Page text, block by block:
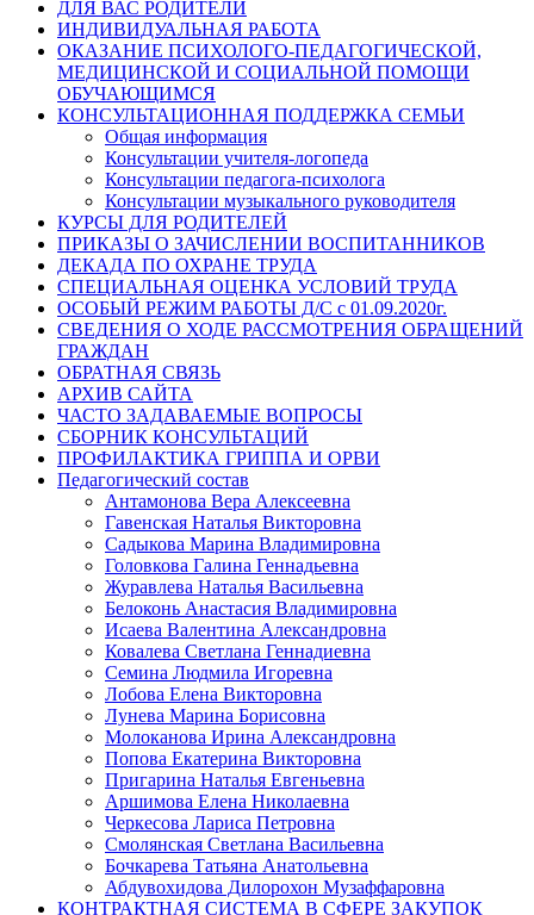
ДЛЯ ВАС РОДИТЕЛИ
ИНДИВИДУАЛЬНАЯ РАБОТА
ОКАЗАНИЕ ПСИХОЛОГО-ПЕДАГОГИЧЕСКОЙ,
МЕДИЦИНСКОЙ И СОЦИАЛЬНОЙ ПОМОЩИ
ОБУЧАЮЩИМСЯ
КОНСУЛЬТАЦИОННАЯ ПОДДЕРЖКА СЕМЬИ
Общая информация
Консультации учителя-логопеда
Консультации педагога-психолога
Консультации музыкального руководителя
КУРСЫ ДЛЯ РОДИТЕЛЕЙ
ПРИКАЗЫ О ЗАЧИСЛЕНИИ ВОСПИТАННИКОВ
ДЕКАДА ПО ОХРАНЕ ТРУДА
СПЕЦИАЛЬНАЯ ОЦЕНКА УСЛОВИЙ ТРУДА
ОСОБЫЙ РЕЖИМ РАБОТЫ Д/С с 01.09.2020г.
СВЕДЕНИЯ О ХОДЕ РАССМОТРЕНИЯ ОБРАЩЕНИЙ
ГРАЖДАН
ОБРАТНАЯ СВЯЗЬ
АРХИВ САЙТА
ЧАСТО ЗАДАВАЕМЫЕ ВОПРОСЫ
СБОРНИК КОНСУЛЬТАЦИЙ
ПРОФИЛАКТИКА ГРИППА И ОРВИ
Педагогический состав
Антамонова Вера Алексеевна
Гавенская Наталья Викторовна
Садыкова Марина Владимировна
Головкова Галина Геннадьевна
Журавлева Наталья Васильевна
Белоконь Анастасия Владимировна
Исаева Валентина Александровна
Ковалева Светлана Геннадиевна
Семина Людмила Игоревна
Лобова Елена Викторовна
Лунева Марина Борисовна
Молоканова Ирина Александровна
Попова Екатерина Викторовна
Пригарина Наталья Евгеньевна
Аршимова Елена Николаевна
Черкесова Лариса Петровна
Смолянская Светлана Васильевна
Бочкарева Татьяна Анатольевна
Абдувохидова Дилорохон Музаффаровна
КОНТРАКТНАЯ СИСТЕМА В СФЕРЕ ЗАКУПОК